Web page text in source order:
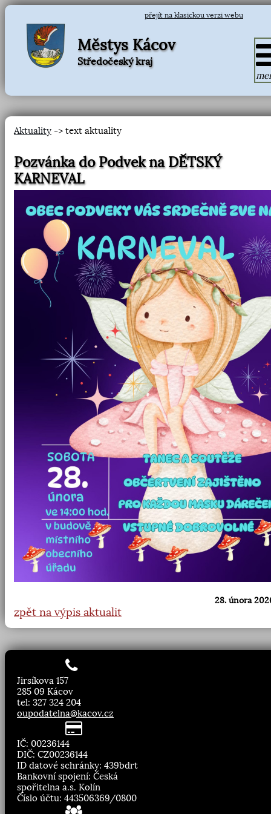
přejít na klasickou verzi webu
Městys Kácov
Středočeský kraj
Aktuality -> text aktuality
Pozvánka do Podvek na DĚTSKÝ
KARNEVAL
28. února
zpět na výpis aktualit
Jirsíkova 157
285 09 Kácov
tel: 327 324 204
oupodatelna@kacov.cz
IČ: 00236144
DIČ: CZ00236144
ID datové schránky: 439bdrt
Bankovní spojení: Česká
spořitelna a.s. Kolín
Číslo účtu: 443506369/0800